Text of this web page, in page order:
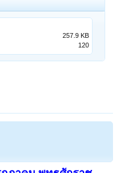
257.9 KB
120